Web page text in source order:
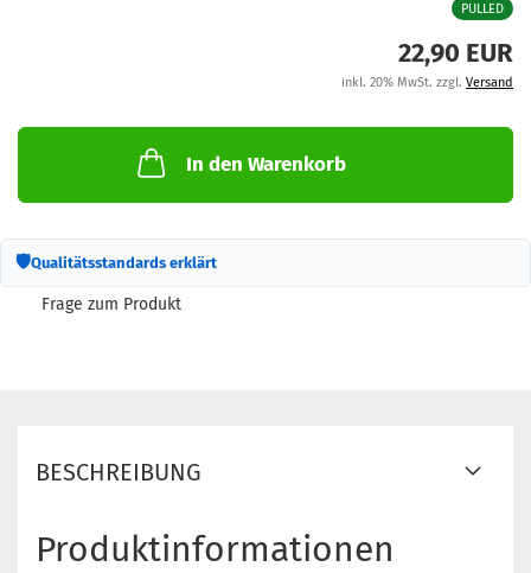
PULLED
22,90 EUR
inkl. 20% MwSt. zzgl. Versand
In den Warenkorb
🛡Qualitätsstandards erklärt
Frage zum Produkt
BESCHREIBUNG
Produktinformationen